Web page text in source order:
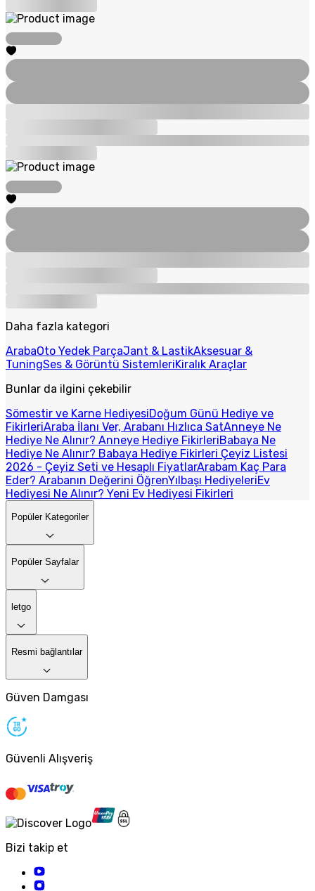
Daha fazla kategori
ArabaOto Yedek ParçaJant & LastikAksesuar &
TuningSes & Görüntü SistemleriKiralık Araçlar
Bunlar da ilgini çekebilir
Sömestir ve Karne HediyesiDoğum Günü Hediye ve
FikirleriAraba İlanı Ver, Arabanı Hızlıca SatAnneye Ne
Hediye Ne Alınır? Anneye Hediye FikirleriBabaya Ne
Hediye Ne Alınır? Babaya Hediye Fikirleri Çeyiz Listesi
2026 - Çeyiz Seti ve Hesaplı FiyatlarArabam Kaç Para
Eder? Arabanın Değerini ÖğrenYılbaşı HediyeleriEv
Hediyesi Ne Alınır? Yeni Ev Hediyesi Fikirleri
Popüler Kategoriler
Popüler Sayfalar
letgo
Resmi bağlantılar
Güven Damgası
Güvenli Alışveriş
Bizi takip et